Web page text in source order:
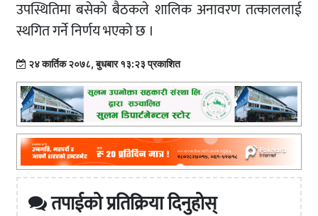
उपस्थितिमा बसेको बैठकले शालिक अनावरण तत्काललाई
स्थगित गर्ने निर्णय भएको छ ।
२४ कार्तिक २०७८, बुधबार १३:२३ प्रकाशित
तपाईको प्रतिक्रिया दिनुहोस्